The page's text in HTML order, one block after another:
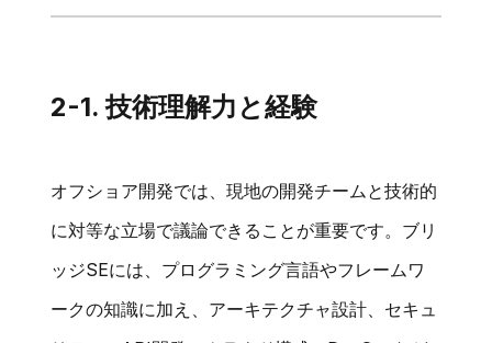
2-1. 技術理解力と経験
オフショア開発では、現地の開発チームと技術的
に対等な立場で議論できることが重要です。ブリ
ッジSEには、プログラミング言語やフレームワ
ークの知識に加え、アーキテクチャ設計、セキュ